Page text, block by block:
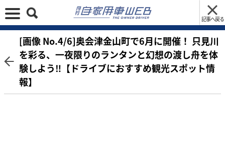
記事へ戻る
[画像 No.4/6]奥会津金山町で6月に開催！ 只見川
を彩る、一夜限りのランタンと幻想の渡し舟を体
験しよう‼【ドライブにおすすめ観光スポット情
報】